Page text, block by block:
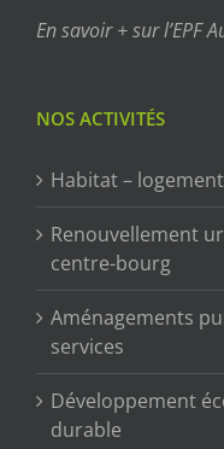
En savoir + sur l’EPF
NOS ACTIVITÉS
Habitat – logement
Renouvellement
centre-bourg
Aménagements
services
Développement
durable